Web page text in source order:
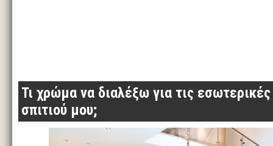
Τι χρώμα να διαλέξω για τις
σπιτιού μου;